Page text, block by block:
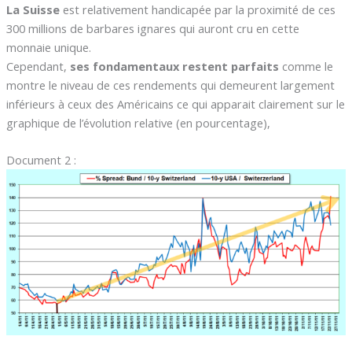
La Suisseest relativement handicapée par la proximité de ces
300 millions de barbares ignares qui auront cru en cette
monnaie unique.
Cependant, ses fondamentaux restent parfaits comme le
montre le niveau de ces rendements qui demeurent largement
inférieurs à ceux des Américains ce qui apparait clairement sur le
graphique de l’évolution relative (en pourcentage),
Document 2 :